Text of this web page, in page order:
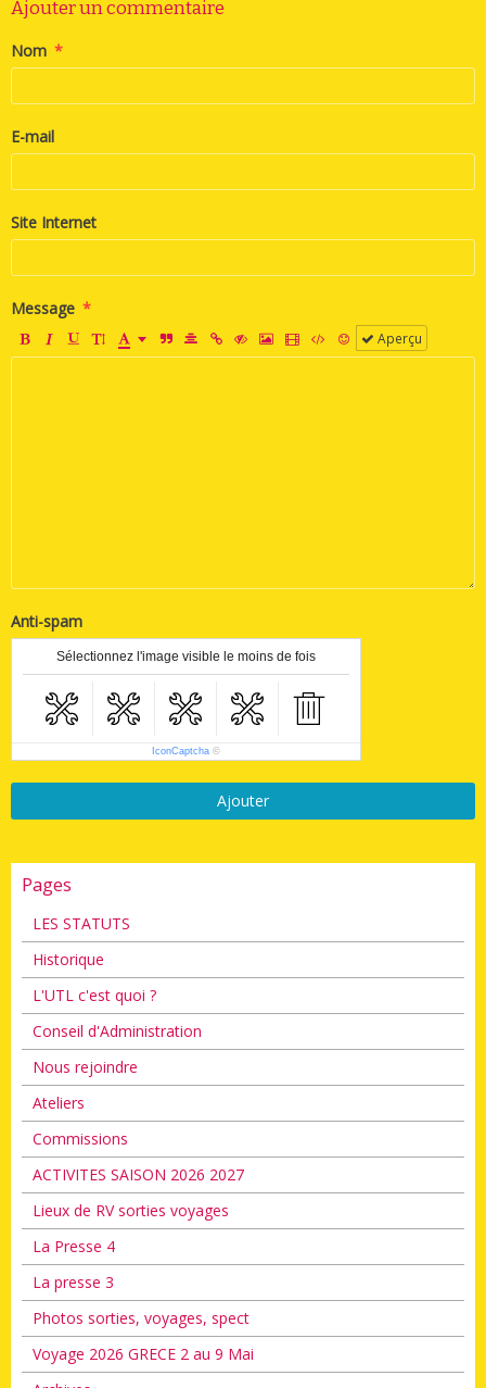
Ajouter un commentaire
Nom
E-mail
Site Internet
Message
Aperçu
Anti-spam
Sélectionnez l'image visible le moins de fois
IconCaptcha ©
Ajouter
Pages
LES STATUTS
Historique
L'UTL c'est quoi ?
Conseil d'Administration
Nous rejoindre
Ateliers
Commissions
ACTIVITES SAISON 2026 2027
Lieux de RV sorties voyages
La Presse 4
La presse 3
Photos sorties, voyages, spect
Voyage 2026 GRECE 2 au 9 Mai